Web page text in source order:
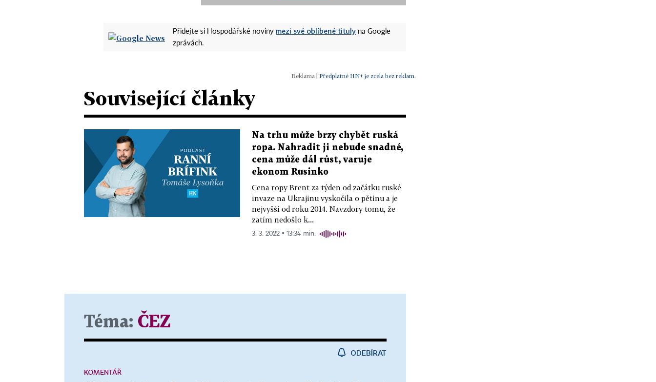
Přidejte si Hospodářské noviny mezi své oblíbené tituly na Google
zprávách.
| Předplatné HN+ je zcela bez reklam.
Související články
Na trhu může brzy chybět ruská
ropa. Nahradit ji nebude snadné,
cena může dál růst, varuje
ekonom Rusinko
Cena ropy Brent za týden od začátku ruské
invaze na Ukrajinu vyskočila o pětinu a je
nejvyšší od roku 2014. Navzdory tomu, že
zatím nedošlo k...
3. 3. 2022 ▪ 13:34 min.
Téma: ČEZ
ODEBÍRAT
KOMENTÁŘ